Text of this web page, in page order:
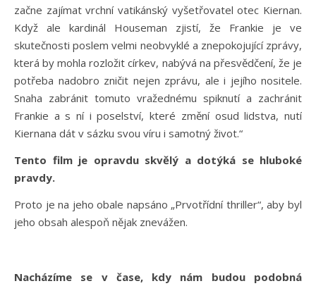
začne zajímat vrchní vatikánský vyšetřovatel otec Kiernan.
Když ale kardinál Houseman zjistí, že Frankie je ve
skutečnosti poslem velmi neobvyklé a znepokojující zprávy,
která by mohla rozložit církev, nabývá na přesvědčení, že je
potřeba nadobro zničit nejen zprávu, ale i jejího nositele.
Snaha zabránit tomuto vražednému spiknutí a zachránit
Frankie a s ní i poselství, které změní osud lidstva, nutí
Kiernana dát v sázku svou víru i samotný život.“
Tento film je opravdu skvělý a dotýká se hluboké
pravdy.
Proto je na jeho obale napsáno „Prvotřídní thriller“, aby byl
jeho obsah alespoň nějak znevážen.
Nacházíme se v čase, kdy nám budou podobná